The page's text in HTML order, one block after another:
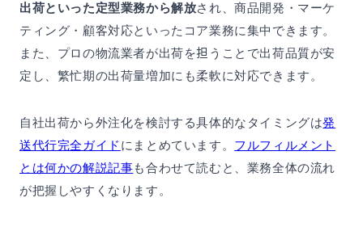
出荷といった定型業務から解放され、商品開発・マーケ
ティング・顧客対応といったコア業務に集中できます。
また、プロの物流業者が出荷を担うことで出荷品質が安
定し、繁忙期の出荷量増加にも柔軟に対応できます。
自社出荷から外注化を検討する具体的なタイミングは発
送代行完全ガイド にまとめています。 フルフィルメント
とは何かの解説記事も合わせて読むと、業務全体の流れ
が把握しやすくなります。